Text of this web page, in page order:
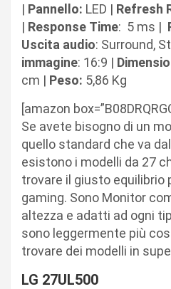
| Pannello: LED | Refresh
| Response Time: 5 ms |
Uscita audio: Surround,
immagine: 16:9 |
cm | Peso: 5,86 Kg
[amazon
Se avete bisogno di un
quello standard che va
esistono i modelli da 27
trovare il giusto equilibrio
gaming. Sono Monitor
altezza e adatti ad ogni
sono leggermente più
trovare dei modelli in
LG 27UL500